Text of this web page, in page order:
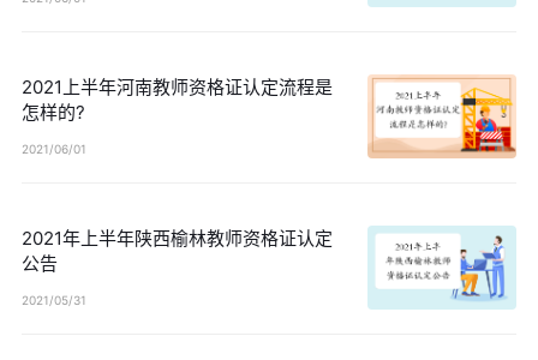
2021上半年河南教师资格证认定流程是
怎样的?
2021/06/01
2021年上半年陕西榆林教师资格证认定
公告
2021/05/31